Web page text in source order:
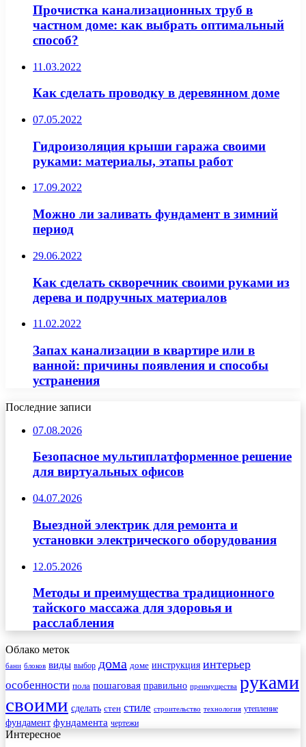
Прочистка канализационных труб в
частном доме: как выбрать оптимальный
способ?
11.03.2022
Как сделать проводку в деревянном доме
07.05.2022
Гидроизоляция крыши гаража своими
руками: материалы, этапы работ
17.09.2022
Можно ли заливать фундамент в зимний
период
29.06.2022
Как сделать скворечник своими руками из
дерева и подручных материалов
11.02.2022
Запах канализации в квартире или в
ванной: причины появления и способы
устранения
Последние записи
07.08.2026
Безопасное мультиплатформенное решение
для виртуальных офисов
04.07.2026
Выездной электрик для ремонта и
установки электрического оборудования
12.05.2026
Методы и преимущества традиционного
тайского массажа для здоровья и
расслабления
Облако меток
бани блоков виды выбор дома доме инструкция интерьер
особенности пола пошаговая правильно преимущества руками
своими сделать стен стиле строительство технология утепление
фундамент фундамента чертежи
Интересное